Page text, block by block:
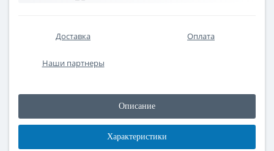
Доставка Оплата
Наши партнеры
Описание
Характеристики